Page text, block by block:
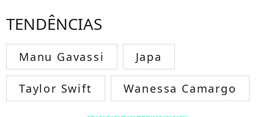
TENDÊNCIAS
Manu Gavassi Japa
Taylor Swift Wanessa Camargo
TODOS OS FAMOSOS